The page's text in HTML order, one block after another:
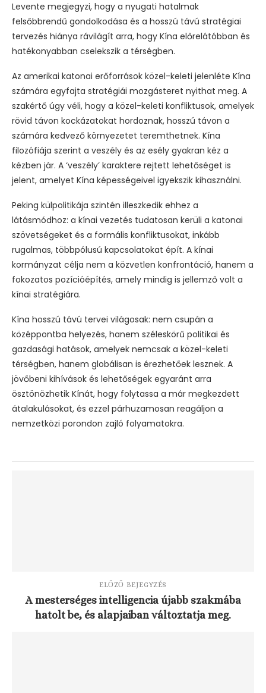
Levente megjegyzi, hogy a nyugati hatalmak
felsőbbrendű gondolkodása és a hosszú távú stratégiai
tervezés hiánya rávilágít arra, hogy Kína előrelátóbban és
hatékonyabban cselekszik a térségben.
Az amerikai katonai erőforrások közel-keleti jelenléte Kína
számára egyfajta stratégiái mozgásteret nyithat meg. A
szakértő úgy véli, hogy a közel-keleti konfliktusok, amelyek
rövid távon kockázatokat hordoznak, hosszú távon a
számára kedvező környezetet teremthetnek. Kína
filozófiája szerint a veszély és az esély gyakran kéz a
kézben jár. A ‘veszély’ karaktere rejtett lehetőséget is
jelent, amelyet Kína képességeivel igyekszik kihasználni.
Peking külpolitikája szintén illeszkedik ehhez a
látásmódhoz: a kínai vezetés tudatosan kerüli a katonai
szövetségeket és a formális konfliktusokat, inkább
rugalmas, többpólusú kapcsolatokat épít. A kínai
kormányzat célja nem a közvetlen konfrontáció, hanem a
fokozatos pozícióépítés, amely mindig is jellemző volt a
kínai stratégiára.
Kína hosszú távú tervei világosak: nem csupán a
középpontba helyezés, hanem széleskörű politikai és
gazdasági hatások, amelyek nemcsak a közel-keleti
térségben, hanem globálisan is érezhetőek lesznek. A
jövőbeni kihívások és lehetőségek egyaránt arra
ösztönözhetik Kínát, hogy folytassa a már megkezdett
átalakulásokat, és ezzel párhuzamosan reagáljon a
nemzetközi porondon zajló folyamatokra.
ELŐZŐ BEJEGYZÉS
A mesterséges intelligencia újabb szakmába
hatolt be, és alapjaiban változtatja meg.